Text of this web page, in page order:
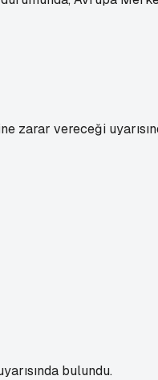
zarar vereceği
bulundu.